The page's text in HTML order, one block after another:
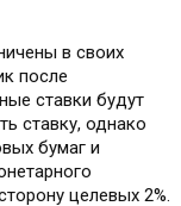
в своих
после
ставки будут
ставку, однако
бумаг и
целевых 2%.